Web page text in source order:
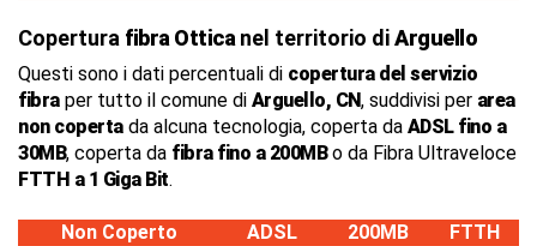
Copertura fibra Ottica nel territorio diArguello
Questi sono i dati percentuali di copertura del servizio
fibraper tutto il comune di Arguello, CN, suddivisi per area
non copertada alcuna tecnologia, coperta da ADSL fino a
30MB, coperta da fibra fino a 200MBo da Fibra Ultraveloce
FTTH a 1 Giga Bit.
Non Coperto ADSL 200MB
FTTH